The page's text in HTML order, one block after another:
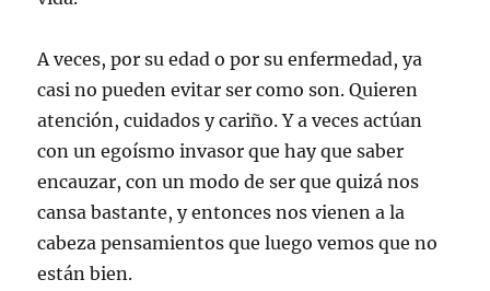
A veces, por su edad o por su enfermedad, ya
casi no pueden evitar ser como son. Quieren
atención, cuidados y cariño. Y a veces actúan
con un egoísmo invasor que hay que saber
encauzar, con un modo de ser que quizá nos
cansa bastante, y entonces nos vienen a la
cabeza pensamientos que luego vemos que no
están bien.